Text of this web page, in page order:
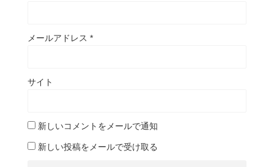
メールアドレス *
サイト
新しいコメントをメールで通知
新しい投稿をメールで受け取る